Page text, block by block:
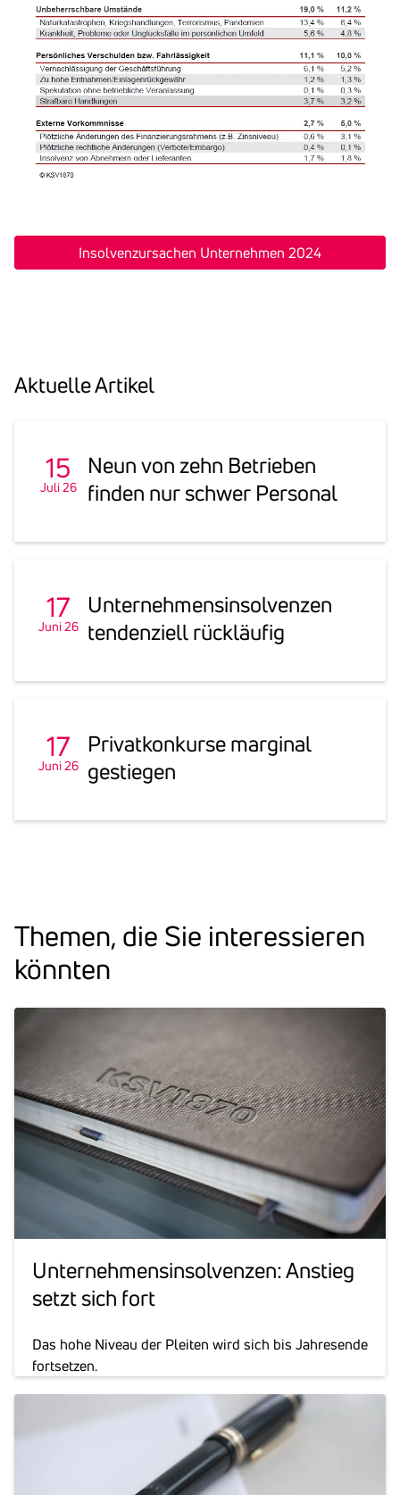
Insolvenzursachen Unternehmen 2024
Aktu­elle Artikel
15
Juli 26
Neun von zehn Betrieben
finden nur schwer Personal
17
Juni 26
Unter­neh­mens­in­sol­venzen
tenden­ziell rück­läufig
17
Juni 26
Privat­kon­kurse marginal
gestiegen
Themen, die Sie inter­es­sieren
könnten
Unter­neh­mens­in­sol­venzen: Anstieg
setzt sich fort
Das hohe Niveau der Pleiten wird sich bis Jahresende
fortsetzen.